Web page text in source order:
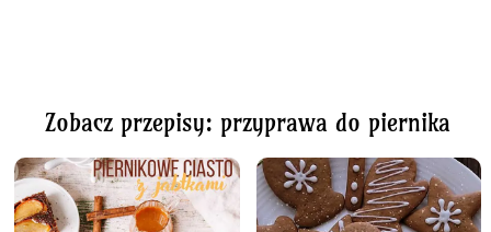
Zobacz przepisy: przyprawa do piernika